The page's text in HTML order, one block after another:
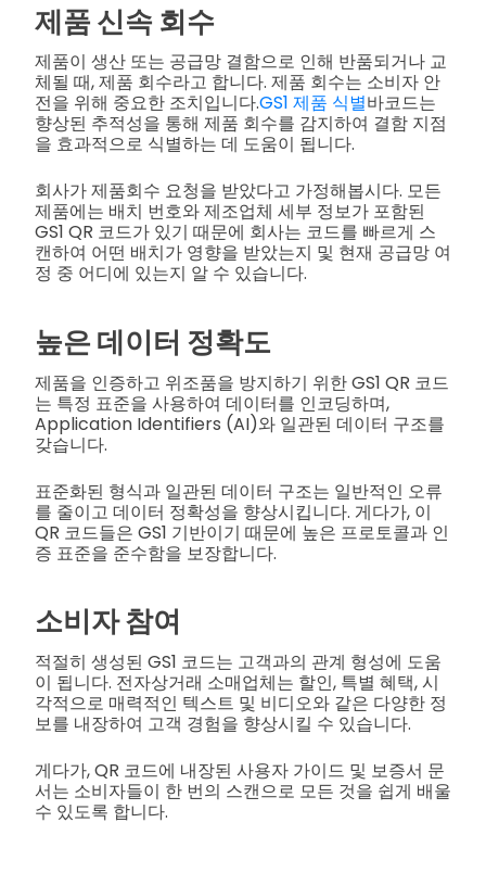
제품 신속 회수
제품이 생산 또는 공급망 결함으로 인해 반품되거나 교
체될 때, 제품 회수라고 합니다. 제품 회수는 소비자 안
전을 위해 중요한 조치입니다.GS1 제품 식별바코드는
향상된 추적성을 통해 제품 회수를 감지하여 결함 지점
을 효과적으로 식별하는 데 도움이 됩니다.
회사가 제품회수 요청을 받았다고 가정해봅시다. 모든
제품에는 배치 번호와 제조업체 세부 정보가 포함된
GS1 QR 코드가 있기 때문에 회사는 코드를 빠르게 스
캔하여 어떤 배치가 영향을 받았는지 및 현재 공급망 여
정 중 어디에 있는지 알 수 있습니다.
높은 데이터 정확도
제품을 인증하고 위조품을 방지하기 위한 GS1 QR 코드
는 특정 표준을 사용하여 데이터를 인코딩하며,
Application Identifiers (AI)와 일관된 데이터 구조를
갖습니다.
표준화된 형식과 일관된 데이터 구조는 일반적인 오류
를 줄이고 데이터 정확성을 향상시킵니다. 게다가, 이
QR 코드들은 GS1 기반이기 때문에 높은 프로토콜과 인
증 표준을 준수함을 보장합니다.
소비자 참여
적절히 생성된 GS1 코드는 고객과의 관계 형성에 도움
이 됩니다. 전자상거래 소매업체는 할인, 특별 혜택, 시
각적으로 매력적인 텍스트 및 비디오와 같은 다양한 정
보를 내장하여 고객 경험을 향상시킬 수 있습니다.
게다가, QR 코드에 내장된 사용자 가이드 및 보증서 문
서는 소비자들이 한 번의 스캔으로 모든 것을 쉽게 배울
수 있도록 합니다.